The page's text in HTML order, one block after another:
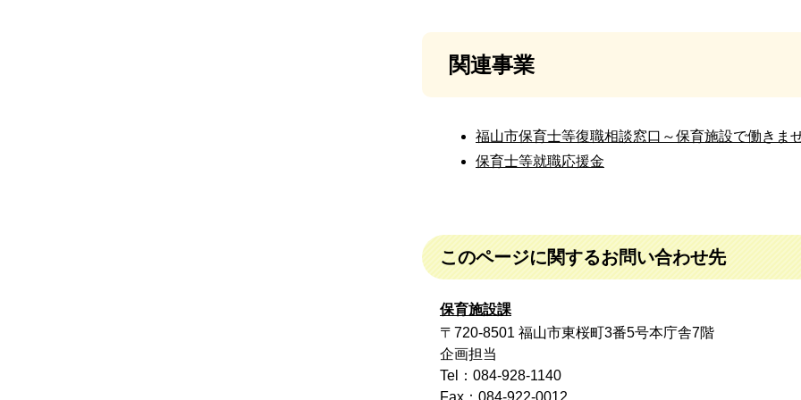
関連事業
福山市保育士等復職相談窓口～保育施設で働きま
保育士等就職応援金
このページに関するお問い合わせ先
保育施設課
〒720-8501 福山市東桜町3番5号本庁舎7階
企画担当
Tel：084-928-1140
Fax：084-922-0012